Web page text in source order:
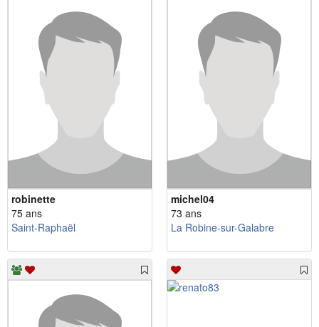
robinette
75 ans
Saint-Raphaël
michel04
73 ans
La Robine-sur-Galabre